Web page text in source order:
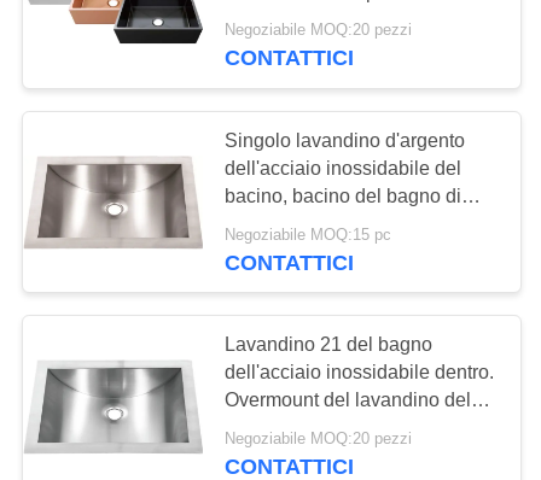
MAPPA
SITO
PRIVACY
POLICY
Lavandino di cucina
con lo scolatoio
Lavandino della
stazione di lavoro
della cucina
singolo foro/sceglie la cucina S
dell'acciaio inossidabile
Negoziabile MOQ:20 pezzi
CONTATTICI
Singolo lavandino d'argento
dell'acciaio inossidabile del
bacino, bacino del bagno di
rivestimento del raso piccolo
Negoziabile MOQ:15 pc
CONTATTICI
Lavandino 21 del bagno
dell'acciaio inossidabile dentro.
Overmount del lavandino del
bagno di Undermount in acciaio
inossidabile
Negoziabile MOQ:20 pezzi
CONTATTICI